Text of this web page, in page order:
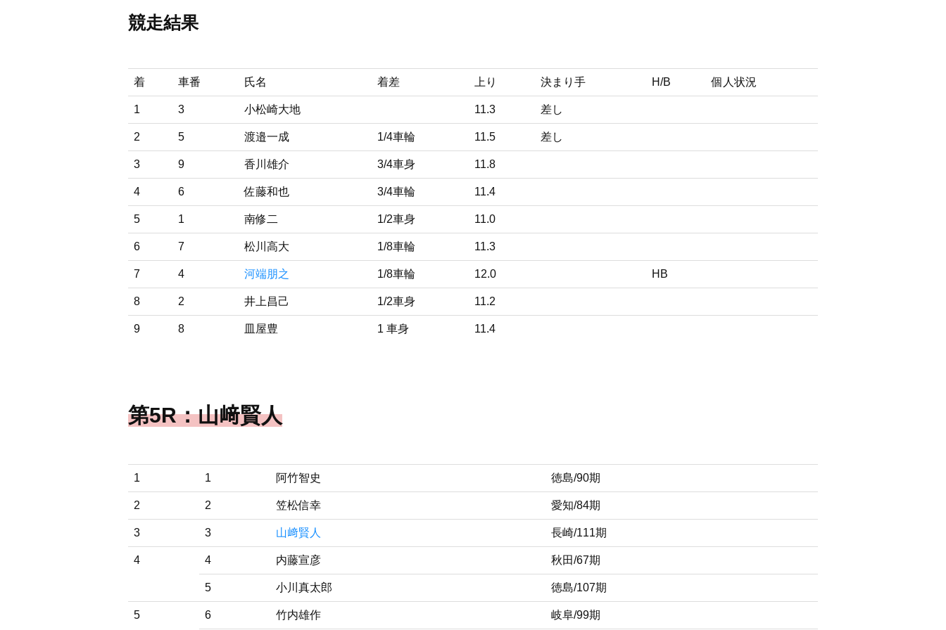
競走結果
着 車番 氏名 着差 上り 決まり手 H/B 個人状況
1 3 小松崎大地 11.3 差し
2 5 渡邉一成 1/4車輪 11.5 差し
3 9 香川雄介 3/4車身 11.8
4 6 佐藤和也 3/4車輪 11.4
5 1 南修二 1/2車身 11.0
6 7 松川高大 1/8車輪 11.3
7 4 河端朋之 1/8車輪 12.0 HB
8 2 井上昌己 1/2車身 11.2
9 8 皿屋豊 1 車身 11.4
第5R：山﨑賢人
1 1 阿竹智史 徳島/90期
2 2 笠松信幸 愛知/84期
3 3 山﨑賢人 長崎/111期
4 4 内藤宣彦 秋田/67期
5 小川真太郎 徳島/107期
5 6 竹内雄作 岐阜/99期